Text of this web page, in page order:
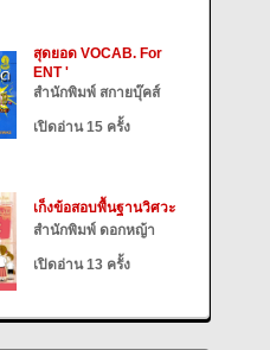
สุดยอด VOCAB. For
ENT '
สำนักพิมพ์ สกายบุ๊คส์
เปิดอ่าน 15 ครั้ง
เก็งข้อสอบพื้นฐานวิศวะ
สำนักพิมพ์ ดอกหญ้า
เปิดอ่าน 13 ครั้ง